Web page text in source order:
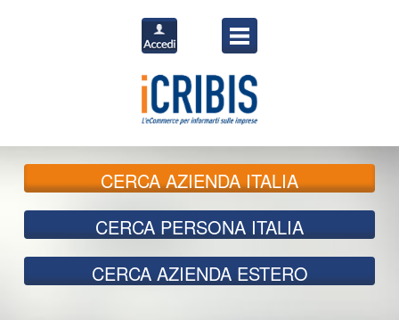
CERCAAZIENDA ITALIA
CERCA PERSONA ITALIA
CERCA AZIENDA ESTERO